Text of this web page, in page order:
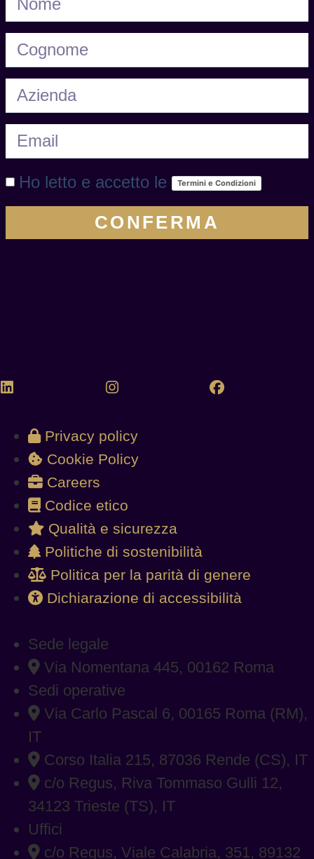
Ho letto e accetto le Termini e Condizioni
CONFERMA
Privacy policy
Cookie Policy
Careers
Codice etico
Qualità e sicurezza
Politiche di sostenibilità
Politica per la parità di genere
Dichiarazione di accessibilità
Sede legale
Via Nomentana 445, 00162 Roma
Sedi operative
Via Carlo Pascal 6, 00165 Roma (RM),
IT
Corso Italia 215, 87036 Rende (CS), IT
c/o Regus, Riva Tommaso Gulli 12,
34123 Trieste (TS), IT
Uffici
c/o Regus, Viale Calabria, 351, 89132